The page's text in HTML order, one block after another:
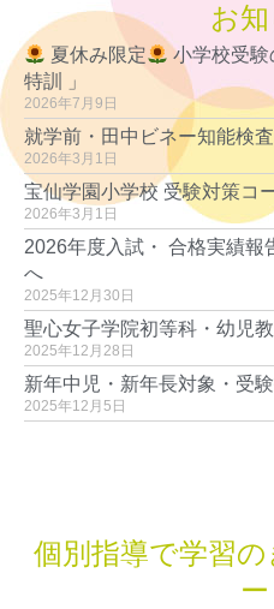
お
夏休み限定
小学校受験
特訓 」
2026年7月9日
就学前・田中ビネー知能検
2026年3月1日
宝仙学園小学校 受験対策コ
2026年3月1日
2026年度入試・ 合格実績報
へ
2025年12月30日
聖心女子学院初等科・幼児
2025年12月28日
新年中児・新年長対象・受
2025年12月5日
個別指導で学習
ー